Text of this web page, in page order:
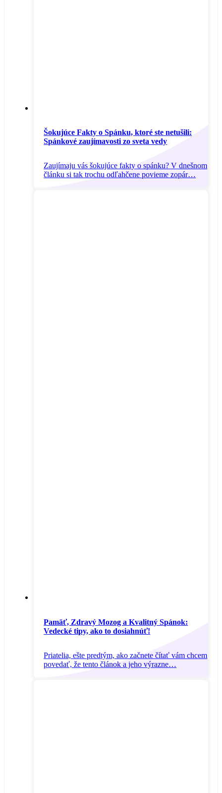
Šokujúce Fakty o Spánku, ktoré ste netušili:
Spánkové zaujímavosti zo sveta vedy
Zaujímaju vás šokujúce fakty o spánku? V dnešnom
článku si tak trochu odľahčene povieme zopár…
Pamäť, Zdravý Mozog a Kvalitný Spánok:
Vedecké tipy, ako to dosiahnúť!
Priatelia, ešte predtým, ako začnete čítať vám chcem
povedať, že tento článok a jeho výrazne…